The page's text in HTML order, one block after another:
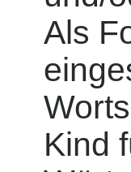
Als
Kind